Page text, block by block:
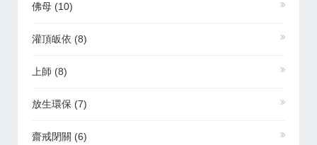
佛母 (10)
灌頂皈依 (8)
上師 (8)
放生環保 (7)
齋戒閉關 (6)